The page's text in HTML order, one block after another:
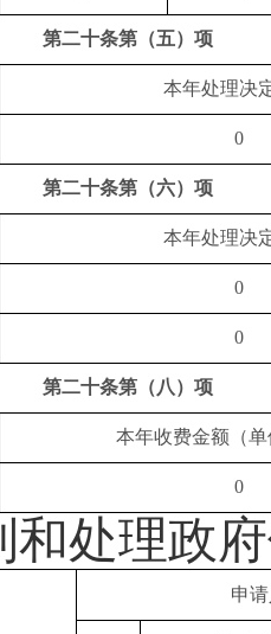
第二十条第（五）项
本年处理决
0
第二十条第（六）项
本年处理决
0
0
第二十条第（八）项
本年收费金额（
0
和处理政
申